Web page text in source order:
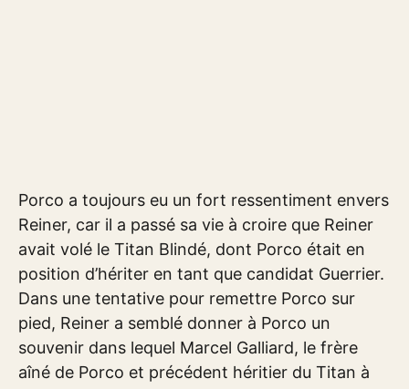
Porco a toujours eu un fort ressentiment envers
Reiner, car il a passé sa vie à croire que Reiner
avait volé le Titan Blindé, dont Porco était en
position d’hériter en tant que candidat Guerrier.
Dans une tentative pour remettre Porco sur
pied, Reiner a semblé donner à Porco un
souvenir dans lequel Marcel Galliard, le frère
aîné de Porco et précédent héritier du Titan à